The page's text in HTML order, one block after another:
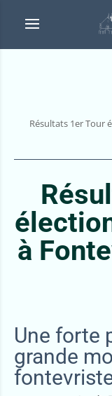
Résultats 1er Tour
à
Une forte
grande